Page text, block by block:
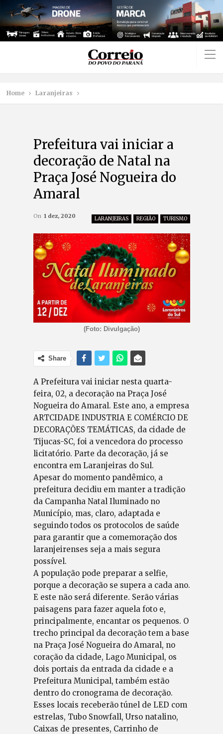
Home Laranjeiras
Prefeitura vai iniciar a
decoração de Natal na
Praça José Nogueira do
Amaral
LARANJEIRAS REGIÃO TURISMO
On 1 dez, 2020
(Foto: Divulgação)
Share
A Prefeitura vai iniciar nesta quarta-
feira, 02, a decoração na Praça José
Nogueira do Amaral. Este ano, a empresa
ARTCIDADE INDUSTRIA E COMÉRCIO DE
DECORAÇÕES TEMÁTICAS, da cidade de
Tijucas-SC, foi a vencedora do processo
licitatório. Parte da decoração, já se
encontra em Laranjeiras do Sul.
Apesar do momento pandêmico, a
prefeitura decidiu em manter a tradição
da Campanha Natal Iluminado no
Município, mas, claro, adaptada e
seguindo todos os protocolos de saúde
para garantir que a comemoração dos
laranjeirenses seja a mais segura
possível.
A população pode preparar a selfie,
porque a decoração se supera a cada ano.
E este não será diferente. Serão várias
paisagens para fazer aquela foto e,
principalmente, encantar os pequenos. O
trecho principal da decoração tem a base
na Praça José Nogueira do Amaral, no
coração da cidade, Lago Municipal, os
dois portais da entrada da cidade e a
Prefeitura Municipal, também estão
dentro do cronograma de decoração.
Esses locais receberão túnel de LED com
estrelas, Tubo Snowfall, Urso natalino,
Caixas de presentes, Carrinho de